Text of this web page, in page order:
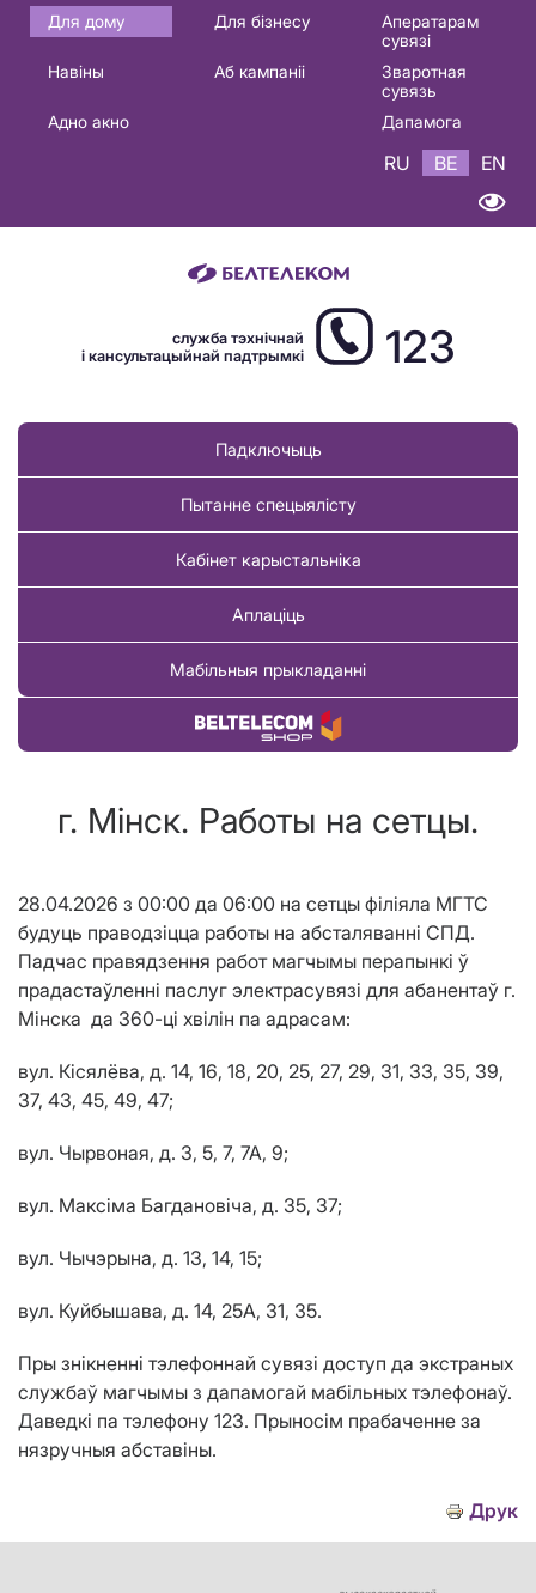
Основная
навигация
Для дому Для бізнесу
Аператарам
сувязі
Навіны
Аб кампаніі
Зваротная
сувязь
Адно акно
Дапамога
RU BE EN
служба тэхнічнай
і кансультацыйнай падтрымкі
123
Падключыць
Пытанне спецыялісту
Кабінет карыстальніка
Аплаціць
Мабільныя прыкладанні
Купіць тавар
г. Мінск. Работы на сетцы.
28.04.2026 з 00:00 да 06:00 на сетцы філіяла МГТС
будуць праводзіцца работы на абсталяванні СПД.
Падчас правядзення работ магчымы перапынкі ў
прадастаўленні паслуг электрасувязі для абанентаў г.
Мінска да 360-ці хвілін па адрасам:
вул. Кісялёва, д. 14, 16, 18, 20, 25, 27, 29, 31, 33, 35, 39,
37, 43, 45, 49, 47;
вул. Чырвоная, д. 3, 5, 7, 7А, 9;
вул. Максіма Багдановіча, д. 35, 37;
вул. Чычэрына, д. 13, 14, 15;
вул. Куйбышава, д. 14, 25А, 31, 35.
Пры знікненні тэлефоннай сувязі доступ да экстраных
службаў магчымы з дапамогай мабільных тэлефонаў.
Даведкі па тэлефону 123. Прыносiм прабаченне за
нязручныя абставiны.
Друк